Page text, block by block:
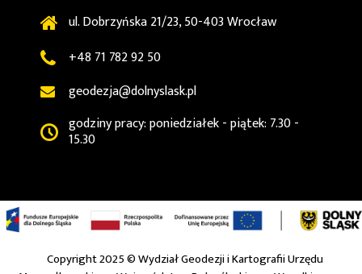
ul. Dobrzyńska 21/23, 50-403 Wrocław
+48 71 782 92 50
geodezja@dolnyslask.pl
godziny pracy: poniedziałek - piątek: 7.30 -
15.30
Copyright 2025 ©Wydział Geodezji i Kartografii Urzędu